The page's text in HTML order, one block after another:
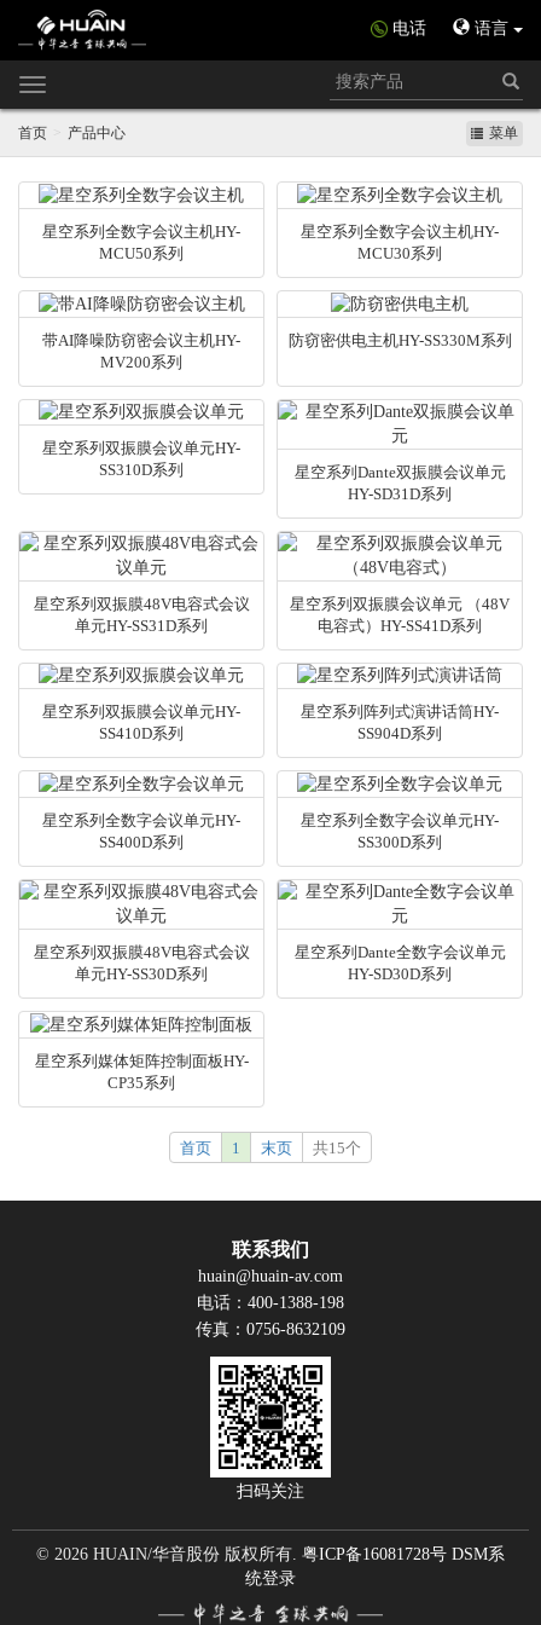
电话 语言
Toggle
navigation
首页 产品中心 菜单
星空系列全数字会议主机HY-
MCU50系列
星空系列全数字会议主机HY-
MCU30系列
带AI降噪防窃密会议主机HY-
MV200系列
防窃密供电主机HY-SS330M系列
星空系列双振膜会议单元HY-
SS310D系列
星空系列Dante双振膜会议单元
HY-SD31D系列
星空系列双振膜48V电容式会议
单元HY-SS31D系列
星空系列双振膜会议单元 （48V
电容式）HY-SS41D系列
星空系列双振膜会议单元HY-
SS410D系列
星空系列阵列式演讲话筒HY-
SS904D系列
星空系列全数字会议单元HY-
SS400D系列
星空系列全数字会议单元HY-
SS300D系列
星空系列双振膜48V电容式会议
单元HY-SS30D系列
星空系列Dante全数字会议单元
HY-SD30D系列
星空系列媒体矩阵控制面板HY-
CP35系列
首页 1 末页 共15个
联系我们
huain@huain-av.com
电话：400-1388-198
传真：0756-8632109
扫码关注
© 2026 HUAIN/华音股份 版权所有. 粤ICP备16081728号 DSM系
统登录